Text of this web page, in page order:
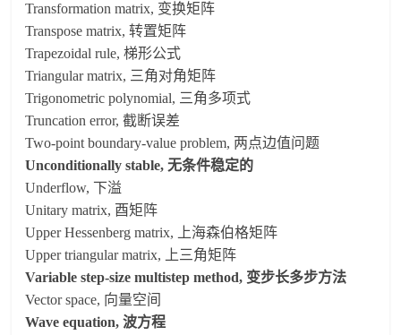
Transformation matrix, 变换矩阵
Transpose matrix, 转置矩阵
Trapezoidal rule, 梯形公式
Triangular matrix, 三角对角矩阵
Trigonometric polynomial, 三角多项式
Truncation error, 截断误差
Two-point boundary-value problem, 两点边值问题
Unconditionally stable, 无条件稳定的
Underflow, 下溢
Unitary matrix, 酉矩阵
Upper Hessenberg matrix, 上海森伯格矩阵
Upper triangular matrix, 上三角矩阵
Variable step-size multistep method, 变步长多步方法
Vector space, 向量空间
Wave equation, 波方程